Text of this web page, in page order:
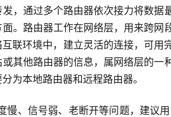
，通过多个路由器依次接力将数据
。路由器工作在网络层，用来跨网
联环境中，建立灵活的连接，可用
其他路由器的信息，属网络层的一
分为本地路由器和远程路由器。
、信号弱、老断开等问题，建议